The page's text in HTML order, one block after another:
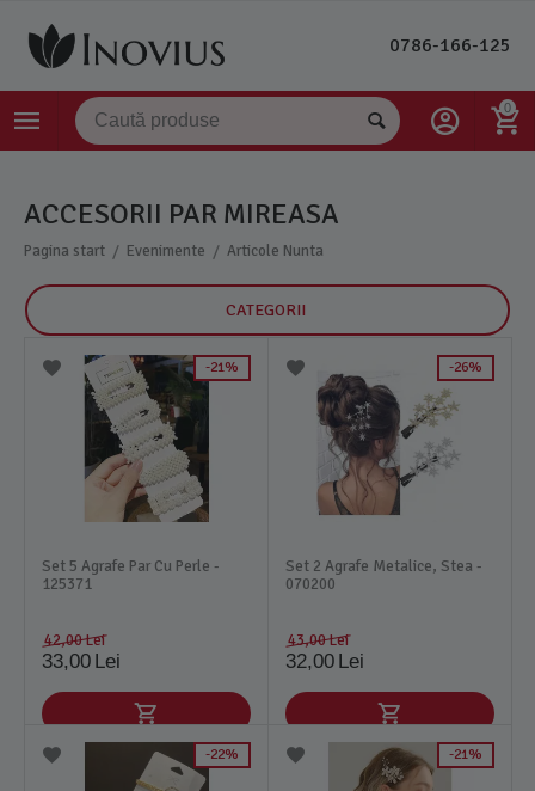
0786-166-125
0
ACCESORII PAR MIREASA
Pagina start / Evenimente / Articole Nunta
CATEGORII
21%
Set 5 Agrafe Par Cu Perle -
125371
42,00Lei
33,00 Lei
26%
Set 2 Agrafe Metalice, Stea -
070200
43,00Lei
32,00 Lei
22% 21%